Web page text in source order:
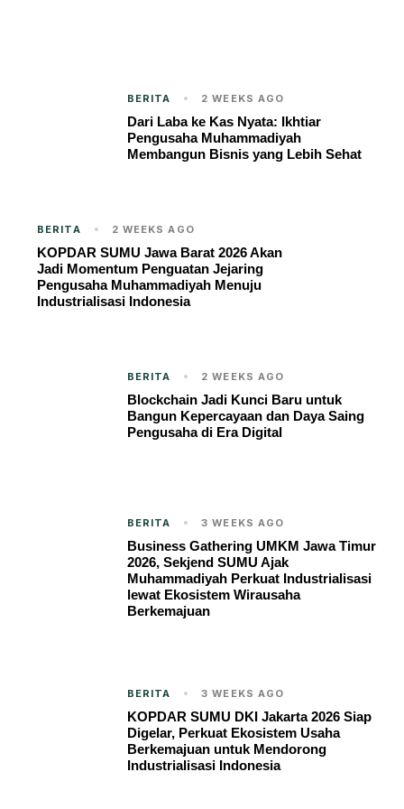
BERITA 2 WEEKS AGO
Dari Laba ke Kas Nyata: Ikhtiar
Pengusaha Muhammadiyah
Membangun Bisnis yang Lebih Sehat
BERITA 2 WEEKS AGO
KOPDAR SUMU Jawa Barat 2026 Akan
Jadi Momentum Penguatan Jejaring
Pengusaha Muhammadiyah Menuju
Industrialisasi Indonesia
BERITA 2 WEEKS AGO
Blockchain Jadi Kunci Baru untuk
Bangun Kepercayaan dan Daya Saing
Pengusaha di Era Digital
BERITA 3 WEEKS AGO
Business Gathering UMKM Jawa Timur
2026, Sekjend SUMU Ajak
Muhammadiyah Perkuat Industrialisasi
lewat Ekosistem Wirausaha
Berkemajuan
BERITA 3 WEEKS AGO
KOPDAR SUMU DKI Jakarta 2026 Siap
Digelar, Perkuat Ekosistem Usaha
Berkemajuan untuk Mendorong
Industrialisasi Indonesia